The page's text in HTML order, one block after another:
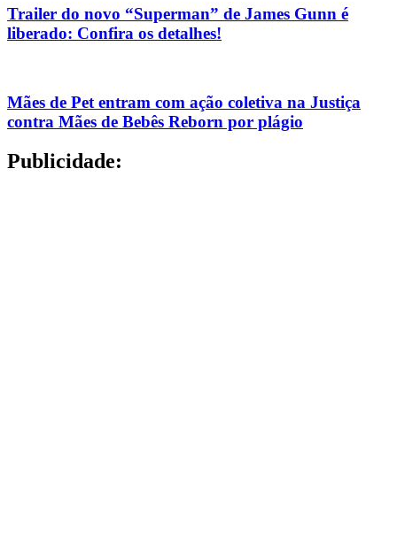
Trailer do novo “Superman” de James Gunn é
liberado: Confira os detalhes!
Mães de Pet entram com ação coletiva na Justiça
contra Mães de Bebês Reborn por plágio
Publicidade: